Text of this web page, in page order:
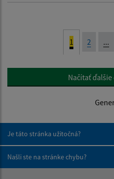
1 2 ...
Načítať
Je táto stránka užitočná?
Našli ste na stránke chybu?